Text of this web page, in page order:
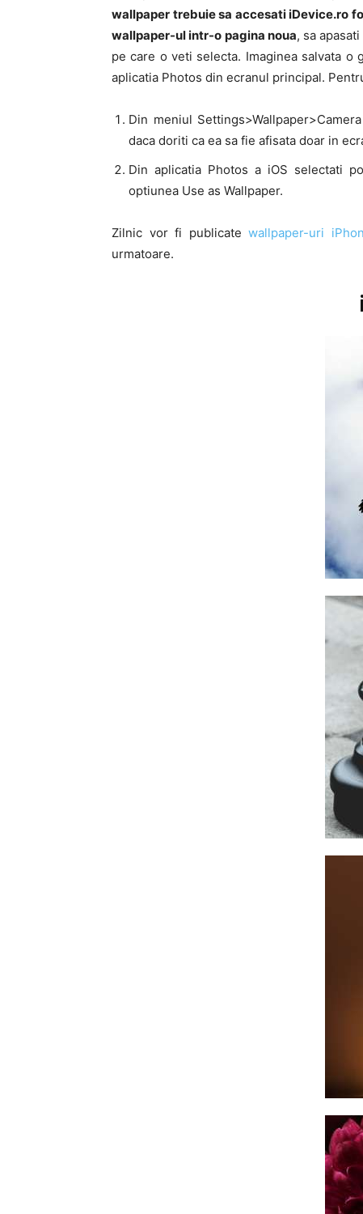
wallpaper trebuie sa accesati iDevice.ro
wallpaper-ul intr-o pagina noua, sa
pe care o veti selecta. Imaginea salvata o
aplicatia Photos din ecranul principal.
Din meniul
daca doriti ca ea sa fie afisata doar in
Din aplicatia Photos a iOS selectati
optiunea Use as Wallpaper.
Zilnic vor fi publicatewallpaper-uri
urmatoare.